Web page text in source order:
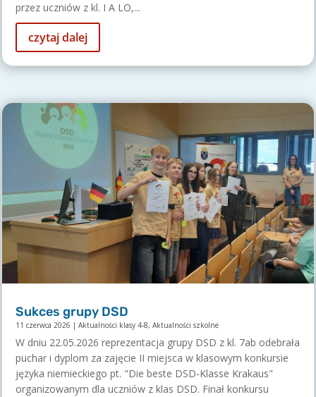
przez uczniów z kl. I A LO,...
czytaj dalej
Sukces grupy DSD
11 czerwca 2026 |Aktualności klasy 4-8,Aktualności szkolne
W dniu 22.05.2026 reprezentacja grupy DSD z kl. 7ab odebrała
puchar i dyplom za zajęcie II miejsca w klasowym konkursie
języka niemieckiego pt. "Die beste DSD-Klasse Krakaus"
organizowanym dla uczniów z klas DSD. Finał konkursu